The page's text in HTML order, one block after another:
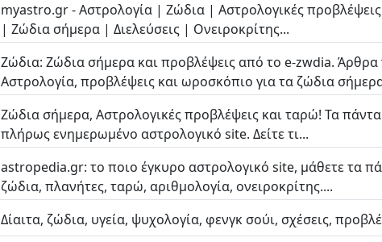
myastro.gr - Αστρολογία | Ζώδια | Αστρολογικές
| Ζώδια σήμερα | Διελεύσεις | Ονειροκρίτης...
Ζώδια: Ζώδια σήμερα και προβλέψεις από το e-zwdia. Άρθρα
Αστρολογία, προβλέψεις και ωροσκόπιο για τα ζώδια
Ζώδια σήμερα, Αστρολογικές προβλέψεις και ταρώ! Τα
πλήρως ενημερωμένο αστρολογικό site. Δείτε τι...
astropedia.gr: το ποιο έγκυρο αστρολογικό site, μάθετε τα
ζώδια, πλανήτες, ταρώ, αριθμολογία, ονειροκρίτης....
Δίαιτα, ζώδια, υγεία, ψυχολογία, φενγκ σούι, σχέσεις,